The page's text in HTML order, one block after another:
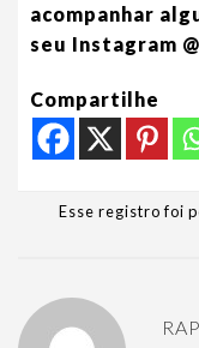
acompanhar
seu Instagram
Compartilhe
Esse registro foi